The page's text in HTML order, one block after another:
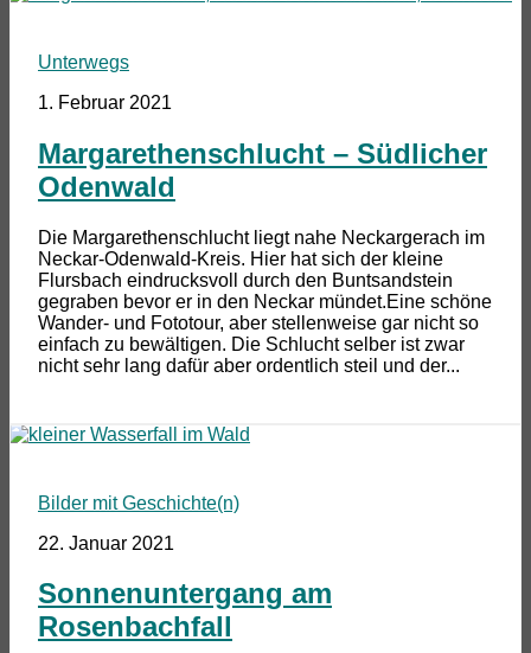
Unterwegs
1. Februar 2021
Margarethenschlucht – Südlicher
Odenwald
Die Margarethenschlucht liegt nahe Neckargerach im
Neckar-Odenwald-Kreis. Hier hat sich der kleine
Flursbach eindrucksvoll durch den Buntsandstein
gegraben bevor er in den Neckar mündet.Eine schöne
Wander- und Fototour, aber stellenweise gar nicht so
einfach zu bewältigen. Die Schlucht selber ist zwar
nicht sehr lang dafür aber ordentlich steil und der...
Bilder mit Geschichte(n)
22. Januar 2021
Sonnenuntergang am
Rosenbachfall